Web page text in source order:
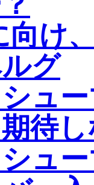
向け
グ
ュ
期待
ュ